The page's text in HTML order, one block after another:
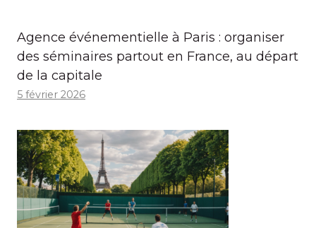
Agence événementielle à Paris : organiser
des séminaires partout en France, au départ
de la capitale
5 février 2026